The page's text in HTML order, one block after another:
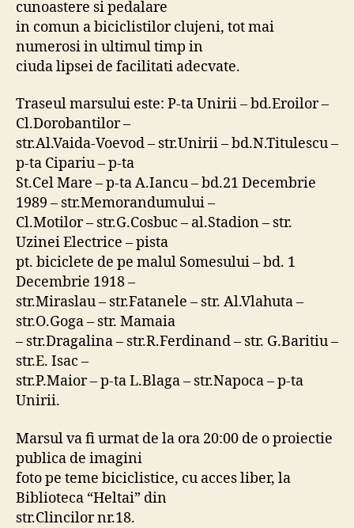
cunoastere si pedalare
in comun a biciclistilor clujeni, tot mai
numerosi in ultimul timp in
ciuda lipsei de facilitati adecvate.
Traseul marsului este: P-ta Unirii – bd.Eroilor –
Cl.Dorobantilor –
str.Al.Vaida-Voevod – str.Unirii – bd.N.Titulescu –
p-ta Cipariu – p-ta
St.Cel Mare – p-ta A.Iancu – bd.21 Decembrie
1989 – str.Memorandumului –
Cl.Motilor – str.G.Cosbuc – al.Stadion – str.
Uzinei Electrice – pista
pt. biciclete de pe malul Somesului – bd. 1
Decembrie 1918 –
str.Miraslau – str.Fatanele – str. Al.Vlahuta –
str.O.Goga – str. Mamaia
– str.Dragalina – str.R.Ferdinand – str. G.Baritiu –
str.E. Isac –
str.P.Maior – p-ta L.Blaga – str.Napoca – p-ta
Unirii.
Marsul va fi urmat de la ora 20:00 de o proiectie
publica de imagini
foto pe teme biciclistice, cu acces liber, la
Biblioteca “Heltai” din
str.Clincilor nr.18.